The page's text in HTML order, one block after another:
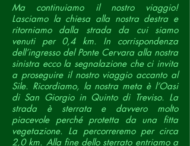
Ma continuiamo il nostro viaggio!
Lasciamo la chiesa alla nostra destra e
ritorniamo dalla strada da cui siamo
venuti per 0,4 km. In corrispondenza
dell’ingresso del Ponte Cervara alla nostra
sinistra ecco la segnalazione che ci invita
a proseguire il nostro viaggio accanto al
Sile. Ricordiamo, la nostra meta è l’Oasi
di San Giorgio in Quinto di Treviso. La
strada è sterrata e davvero molto
piacevole perché protetta da una fitta
vegetazione. La percorreremo per circa
2,0 km. Alla fine dello sterrato entriamo a